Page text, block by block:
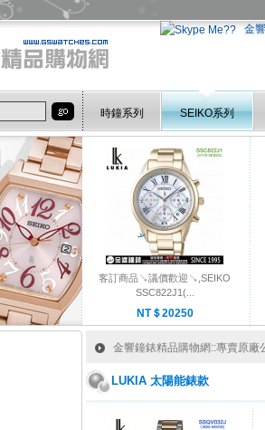
金
時鐘系列 SEIKO系列
客訂商品↘議價歡迎↘,SEIKO
SSC822J1(...
NT＄20250
金響鐘錶精品購物網::專賣原廠
LUKIA 太陽能錶款